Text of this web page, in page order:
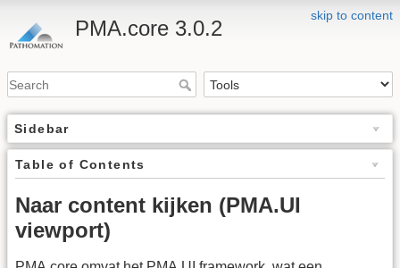
skip to content
PMA.core 3.0.2
Sidebar
Table of Contents
Naar content kijken (PMA.UI
viewport)